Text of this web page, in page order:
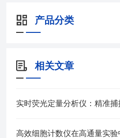
产品分类
相关文章
高效细胞计数仪在高通量实